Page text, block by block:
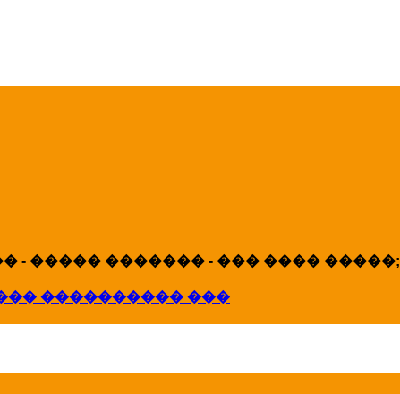
- ����� ������� - ��� ���� �����;
���������� ���